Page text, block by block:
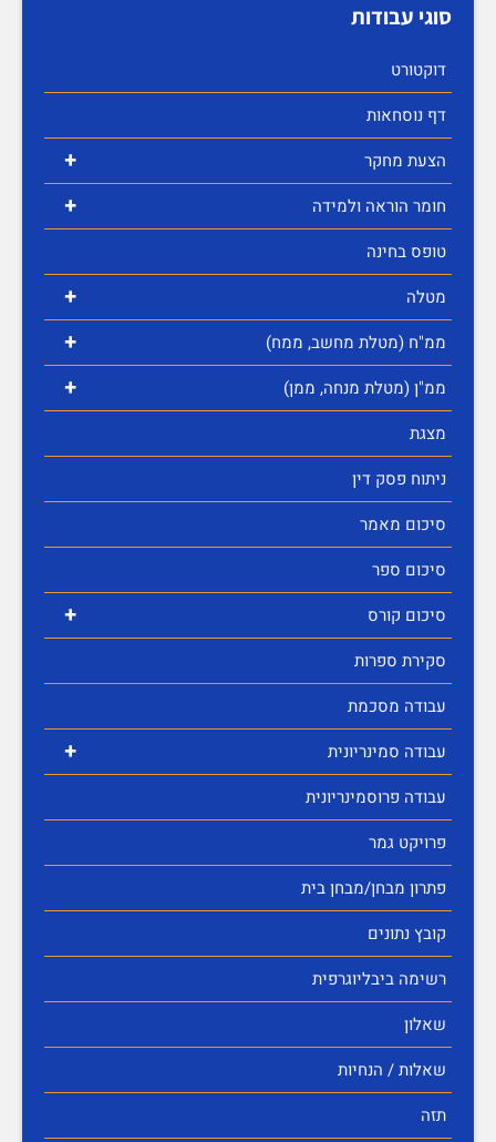
סוגי עבודות
דוקטורט
דף נוסחאות
+ הצעת מחקר
+
חומר הוראה ולמידה
טופס בחינה
+ מטלה
+ ממ"ח (מטלת מחשב, ממח)
+
ממ"ן (מטלת מנחה, ממן)
מצגת
ניתוח פסק דין
סיכום מאמר
סיכום ספר
+
סיכום קורס
סקירת ספרות
עבודה מסכמת
+
עבודה סמינריונית
עבודה פרוסמינריונית
פרויקט גמר
פתרון מבחן/מבחן בית
קובץ נתונים
רשימה ביבליוגרפית
שאלון
שאלות / הנחיות
תזה